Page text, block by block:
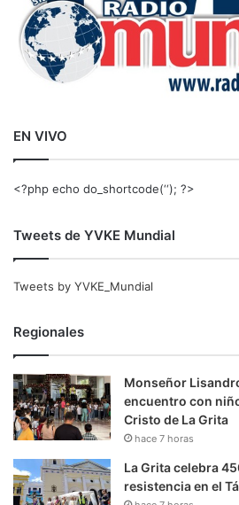
EN VIVO
<?php echo do_shortcode(‘‘); ?>
Tweets de YVKE Mundial
Tweets by YVKE_Mundial
Regionales
Monseñor
encuentro con
Cristo de La Grita
hace 7 horas
La Grita celebra
resistencia en el